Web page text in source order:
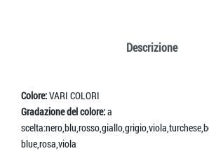
Descrizione
Colore:VARI COLORI
Gradazione del colore:a
blue,rosa,viola